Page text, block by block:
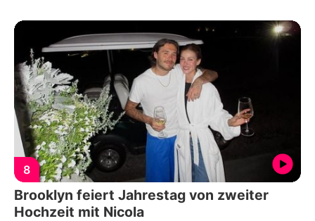
8
Brooklyn feiert Jahrestag von zweiter
Hochzeit mit Nicola